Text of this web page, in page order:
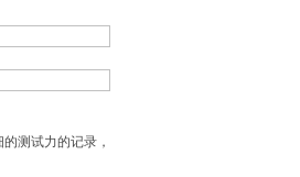
测试力的记录，